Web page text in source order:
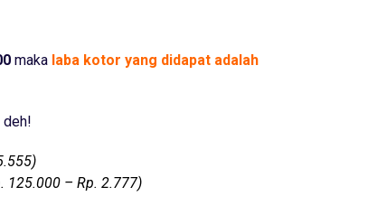
maka laba kotor yang didapat adalah
deh!
125.000 – Rp. 2.777)